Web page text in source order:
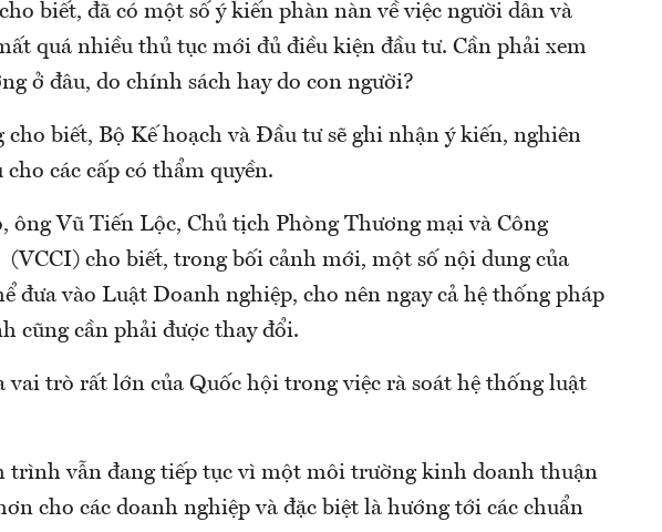
biết, đã có một số ý kiến phàn nàn về việc người dân và
quá nhiều thủ tục mới đủ điều kiện đầu tư. Cần phải xem
ở đâu, do chính sách hay do con người?
biết, Bộ Kế hoạch và Đầu tư sẽ ghi nhận ý kiến, nghiên
các cấp có thẩm quyền.
ông Vũ Tiến Lộc, Chủ tịch Phòng Thương mại và Công
cho biết, trong bối cảnh mới, một số nội dung của
đưa vào Luật Doanh nghiệp, cho nên ngay cả hệ thống pháp
cũng cần phải được thay đổi.
vai trò rất lớn của Quốc hội trong việc rà soát hệ thống luật
trình vẫn đang tiếp tục vì một môi trường kinh doanh thuận
cho các doanh nghiệp và đặc biệt là hướng tới các chuẩn